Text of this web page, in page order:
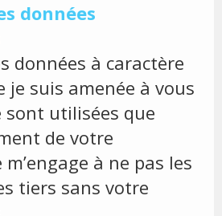
données
données à caractère
je suis amenée à vous
sont utilisées que
de votre
m’engage à ne pas les
tiers sans votre